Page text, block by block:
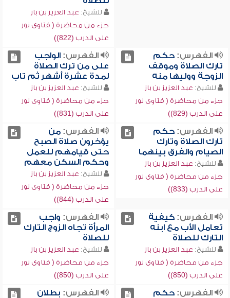
للشيخ: عبد العزيز بن باز
جزء من محاضرة ( فتاوى نور
على الدرب (822))
الفهرس:حكم
تارك الصلاة وموقف
الزوجة ووليها منه
للشيخ: عبد العزيز بن باز
جزء من محاضرة ( فتاوى نور
على الدرب (829))
الفهرس:الواجب
على من ترك الصلاة
لمدة عشرة أشهر ثم تاب
للشيخ: عبد العزيز بن باز
جزء من محاضرة ( فتاوى نور
على الدرب (831))
الفهرس:حكم
تارك الصلاة وتارك
الصيام والفرق بينهما
للشيخ: عبد العزيز بن باز
جزء من محاضرة ( فتاوى نور
على الدرب (833))
الفهرس:من
يؤخرون صلاة الصبح
حتى قيامهم للعمل
وحكم السكن معهم
للشيخ: عبد العزيز بن باز
جزء من محاضرة ( فتاوى نور
على الدرب (844))
الفهرس:كيفية
تعامل الأب مع ابنه
التارك للصلاة
للشيخ: عبد العزيز بن باز
جزء من محاضرة ( فتاوى نور
على الدرب (850))
الفهرس: واجب
المرأة تجاه الزوج التارك
للصلاة
للشيخ: عبد العزيز بن باز
جزء من محاضرة ( فتاوى نور
على الدرب (850))
الفهرس:حكم
الفهرس: بطلان